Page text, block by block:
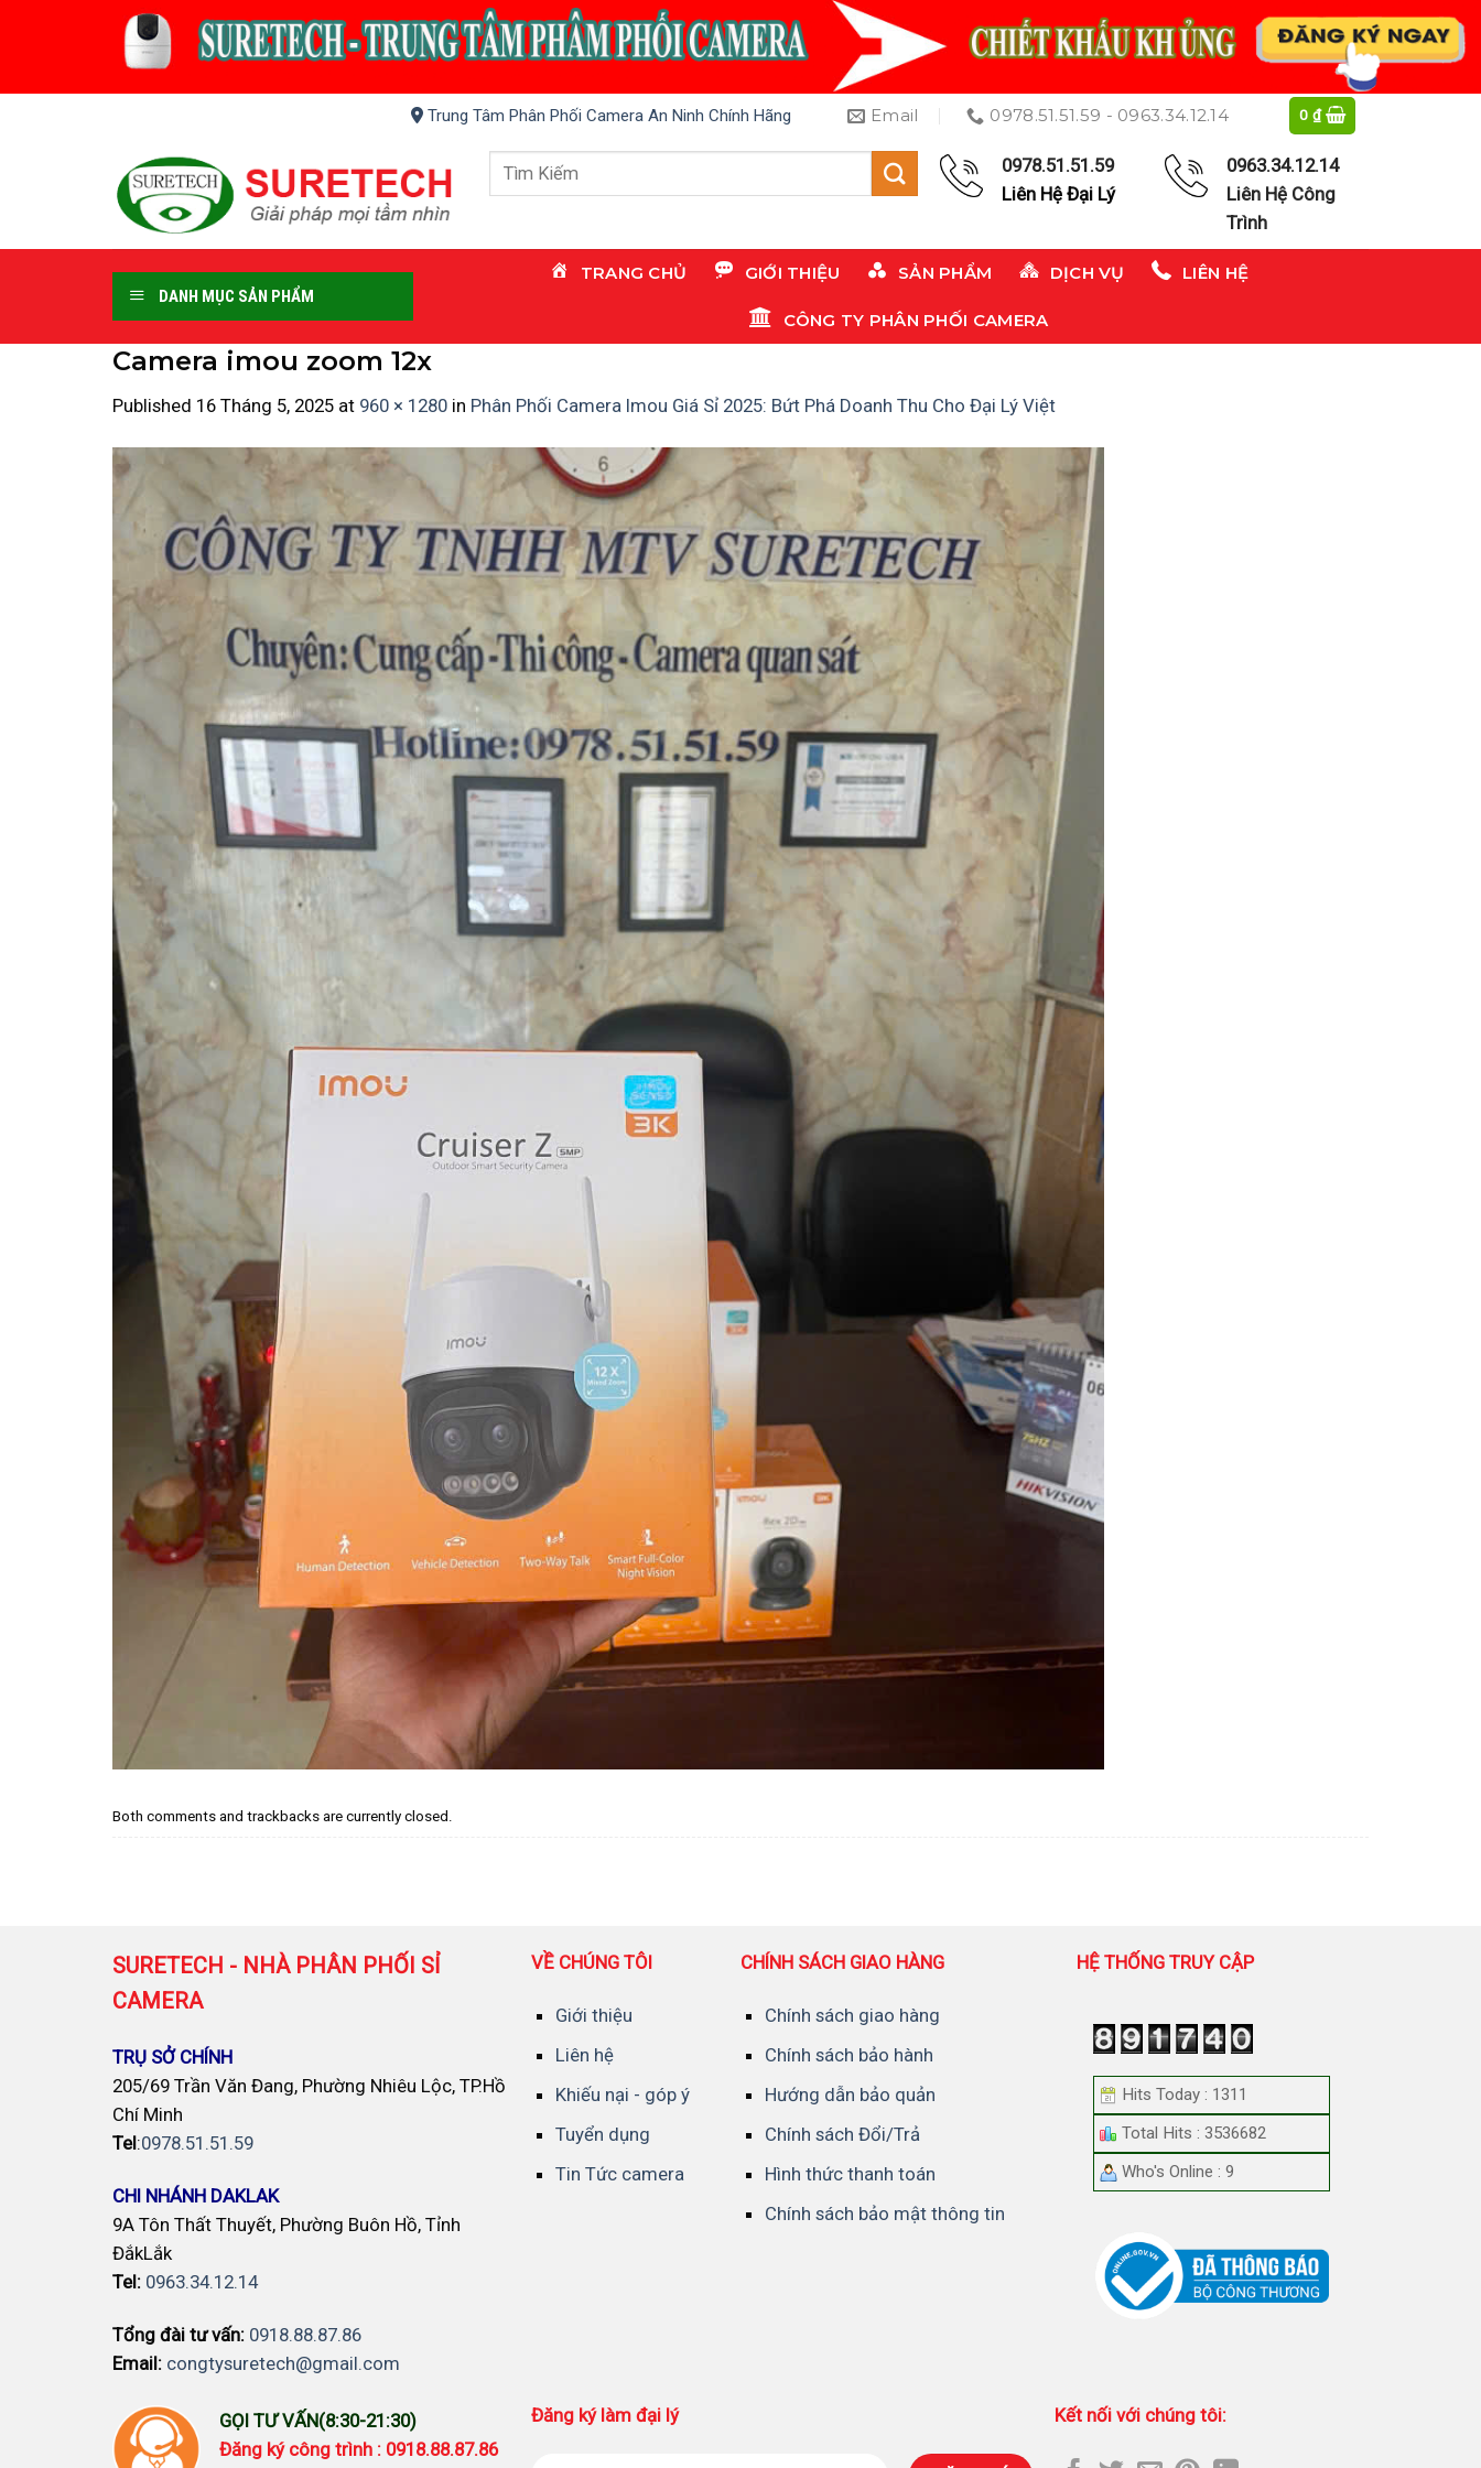
Trung Tâm Phân Phối Camera An Ninh Chính Hãng Email 0978.51.51.59 - 0963.34.12.14 0₫
Tìm
0978.51.51.59
Liên Hệ Đại Lý
0963.34.12.14
Liên Hệ Công
Trình
DANH MỤC SẢN PHẨM
TRANG CHỦ GIỚI THIỆU SẢN PHẨM DỊCH VỤ LIÊN HỆ
CÔNG TY PHÂN PHỐI CAMERA
Camera imou zoom 12x
Published 16 Tháng 5, 2025 at 960 × 1280 in Phân Phối Camera Imou Giá Sỉ 2025: Bứt Phá Doanh Thu Cho Đại Lý Việt
Both comments and trackbacks are currently closed.
SURETECH - NHÀ PHÂN PHỐI SỈ
CAMERA
TRỤ SỞ CHÍNH
205/69 Trần Văn Đang, Phường Nhiêu Lộc, TP.Hồ
Chí Minh
Tel:0978.51.51.59
CHI NHÁNH DAKLAK
9A Tôn Thất Thuyết, Phường Buôn Hồ, Tỉnh
ĐắkLắk
Tel: 0963.34.12.14
Tổng đài tư vấn: 0918.88.87.86
Email: congtysuretech@gmail.com
VỀ CHÚNG TÔI
Giới thiệu
Liên hệ
Khiếu nại - góp ý
Tuyển dụng
Tin Tức camera
CHÍNH SÁCH GIAO HÀNG
Chính sách giao hàng
Chính sách bảo hành
Hướng dẫn bảo quản
Chính sách Đổi/Trả
Hình thức thanh toán
Chính sách bảo mật thông tin
HỆ THỐNG TRUY CẬP
Hits Today : 1311
Total Hits : 3536682
Who's Online : 9
GỌI TƯ VẤN(8:30-21:30)
Đăng ký công trình : 0918.88.87.86
Đăng ký làm đại lý Kết nối với chúng tôi: